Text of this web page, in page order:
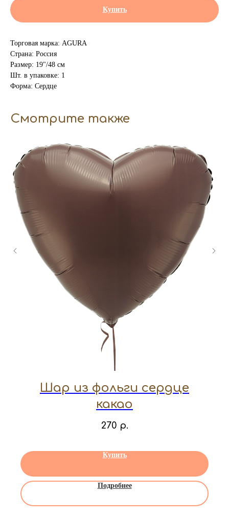
Купить
Торговая марка: AGURA
Страна: Россия
Размер: 19"/48 см
Шт. в упаковке: 1
Форма: Сердце
Смотрите также
Шар из фольги сердце
какао
270 р.
Купить
Подробнее